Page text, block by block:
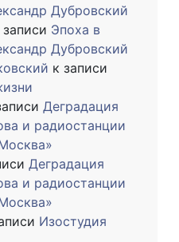
Дубровский
записи Эпоха в
Дубровский
к записи
Деградация
и радиостанции
Деградация
и радиостанции
Изостудия